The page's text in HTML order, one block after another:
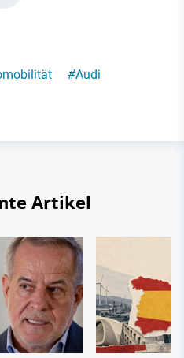
#Audi
Artikel